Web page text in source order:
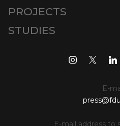
PROJECTS
STUDIES
E-